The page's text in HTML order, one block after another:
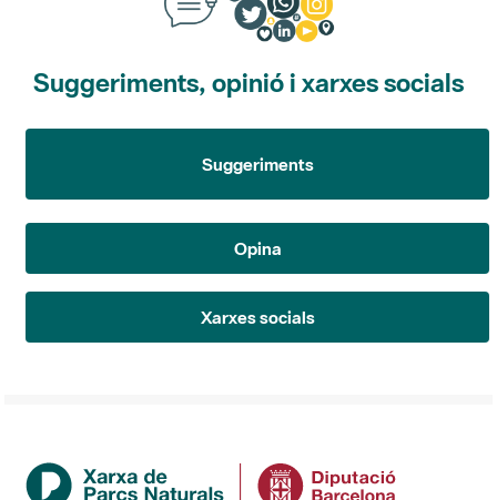
Suggeriments, opinió i xarxes socials
Suggeriments
Opina
Xarxes socials